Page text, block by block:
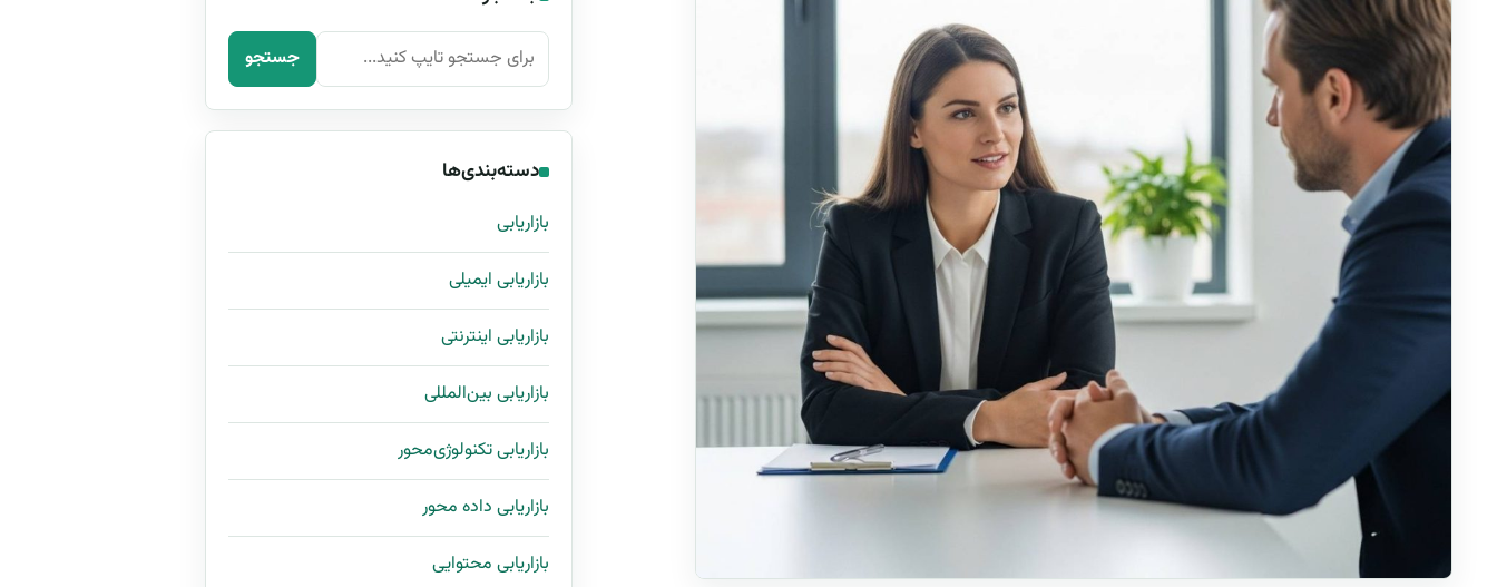
جستجو برای: جستجو
دسته‌بندی‌ها
بازاریابی
بازاریابی ایمیلی
بازاریابی اینترنتی
بازاریابی بین‌المللی
بازاریابی تکنولوژی‌محور
بازاریابی داده محور
بازاریابی محتوایی